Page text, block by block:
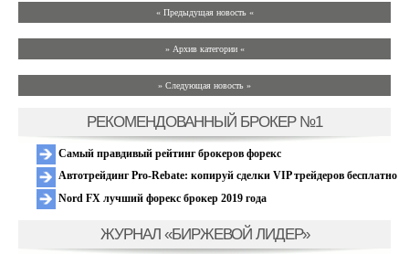
« Предыдущая новость «
» Архив категории «
» Следующая новость »
РЕКОМЕНДОВАННЫЙ БРОКЕР №1
Самый правдивый рейтинг брокеров форекс
Автотрейдинг Pro-Rebate: копируй сделки VIP трейдеров бесплатно
Nord FX лучший форекс брокер 2019 года
ЖУРНАЛ «БИРЖЕВОЙ ЛИДЕР»